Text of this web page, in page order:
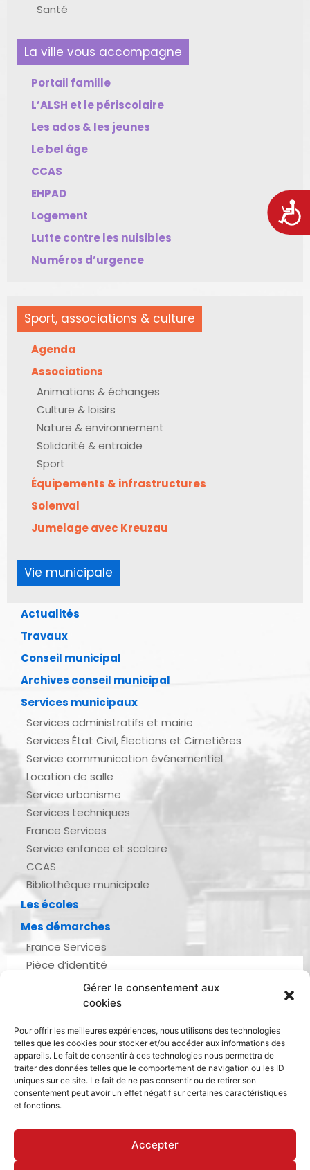
Gérer le consentement aux
cookies
Pour offrir les meilleures expériences, nous utilisons des technologies
telles que les cookies pour stocker et/ou accéder aux informations des
appareils. Le fait de consentir à ces technologies nous permettra de
traiter des données telles que le comportement de navigation ou les ID
uniques sur ce site. Le fait de ne pas consentir ou de retirer son
consentement peut avoir un effet négatif sur certaines caractéristiques
et fonctions.
Accepter
Santé
La ville vous accompagne
Portail famille
L’ALSH et le périscolaire
Les ados & les jeunes
Le bel âge
CCAS
EHPAD
Logement
Lutte contre les nuisibles
Numéros d’urgence
Sport, associations & culture
Agenda
Associations
Animations & échanges
Culture & loisirs
Nature & environnement
Solidarité & entraide
Sport
Équipements & infrastructures
Solenval
Jumelage avec Kreuzau
Vie municipale
Actualités
Travaux
Conseil municipal
Archives conseil municipal
Services municipaux
Services administratifs et mairie
Services État Civil, Élections et Cimetières
Service communication événementiel
Location de salle
Service urbanisme
Services techniques
France Services
Service enfance et scolaire
CCAS
Bibliothèque municipale
Les écoles
Mes démarches
France Services
Pièce d’identité
Demande d’actes d’état civil
Inscription listes électorales
Recensement militaire
Le journal de ma ville
Gestion des déchets